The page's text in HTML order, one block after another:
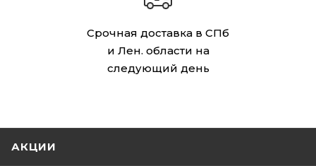
Срочная доставка в СПб
и Лен. области на
следующий день
АКЦИИ